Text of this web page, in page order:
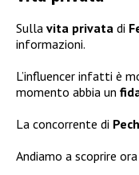
Sulla vita privata di
informazioni.
L’influencer infatti è
momento abbia un
La concorrente di
Andiamo a scoprire